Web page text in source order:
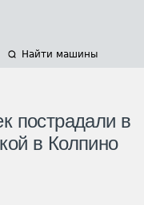
Найти машины
пострадали в
в Колпино